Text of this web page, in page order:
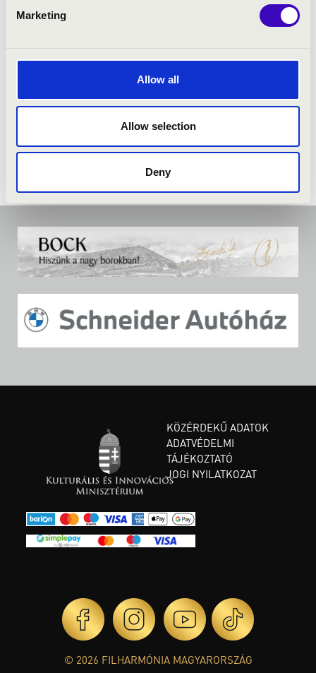
Marketing
Allow all
Allow selection
Deny
C. Franck: D-dúr sortie
KÖZÉRDEKŰ ADATOK
ADATVÉDELMI
TÁJÉKOZTATÓ
JOGI NYILATKOZAT
© 2026 FILHARMÓNIA MAGYARORSZÁG